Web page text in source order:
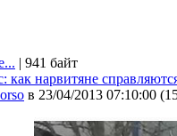
| 941 байт
как нарвитяне
в 23/04/2013 07:10:00 (